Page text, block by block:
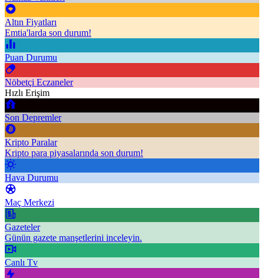
Altın Fiyatları
Emtia'larda son durum!
Puan Durumu
Nöbetçi Eczaneler
Hızlı Erişim
Son Depremler
Kripto Paralar
Kripto para piyasalarında son durum!
Hava Durumu
Maç Merkezi
Gazeteler
Günün gazete manşetlerini inceleyin.
Canlı Tv